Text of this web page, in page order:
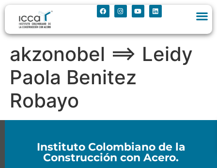
akzonobel ==> Leidy
Paola Benitez
Robayo
Instituto Colombiano de la
Construcción con Acero.